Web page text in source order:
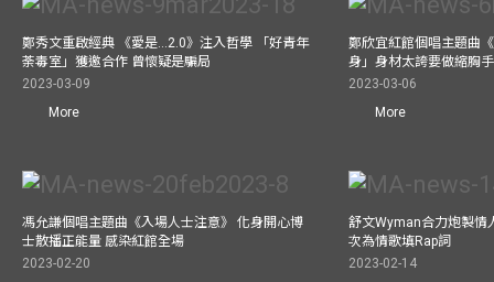
鄭秀文重啟經典 《愛是...2.0》注入哲學 「好青年
荼毒室」獲邀合作 曾懷疑是騙局
2023-03-09
More
鄭欣宜紅館個唱主題曲
身」身材太誇要做縮胸
2023-03-06
More
馮允謙個唱主題曲《入場人士注意》 化身開心博
士散播正能量 感染紅館全場
2023-02-20
舒文Wyman合力炮製情
次為情歌填Rap詞
2023-02-14